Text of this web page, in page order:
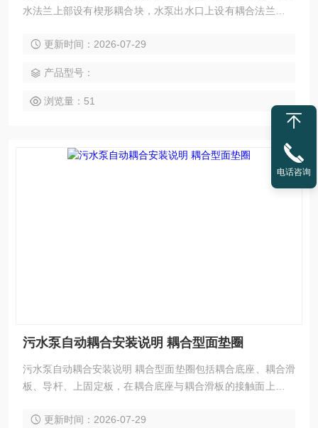
水法兰上部设有楔形耦合块，水泵出水口上设有耦合法兰，耦
接卡卡接在楔形耦合块上，实现出水管与水泵自动耦合。
更新时间：2026-07-29
产品型号：
浏览量：51
污水泵自动耦合安装说明 耦合型面垫圈
污水泵自动耦合安装说明 耦合型面垫圈包括耦合底座、耦合滑
板、导杆、上固定板，在耦合底座与耦合滑板的接触面上开有
合滑板和耦合底座的耦合接触面被环形密封凹槽密封牢固。
更新时间：2026-07-29
电话咨询